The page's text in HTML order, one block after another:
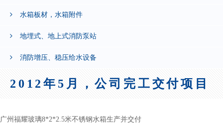
水箱板材，水箱附件
地埋式、地上式消防泵站
消防增压、稳压给水设备
2012年5月，公司完工交付项目
广州福耀玻璃8*2*2.5米不锈钢水箱生产并交付